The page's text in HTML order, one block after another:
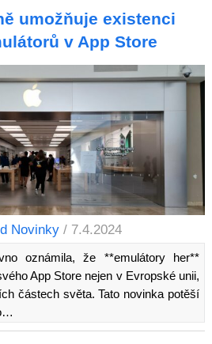
umožňuje existenci
v App Store
Novinky / 7.4.2024
oznámila, že **emulátory her**
App Store nejen v Evropské unii,
částech světa. Tato novinka potěší